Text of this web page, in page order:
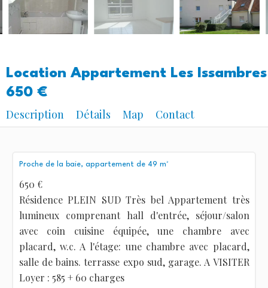
Location Appartement Les Issambres
650 €
Description
Détails Map Contact
Proche de la baie, appartement de 49 m²
650 €
Résidence PLEIN SUD Très bel Appartement très
lumineux comprenant hall d'entrée, séjour/salon
avec coin cuisine équipée, une chambre avec
placard, w.c. A l'étage: une chambre avec placard,
salle de bains. terrasse expo sud, garage. A VISITER
Loyer : 585 + 60 charges